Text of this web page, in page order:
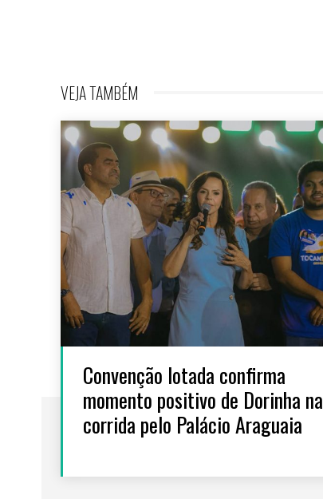
VEJA TAMBÉM
Convenção lotada confirma
momento positivo de Dorinha na
corrida pelo Palácio Araguaia